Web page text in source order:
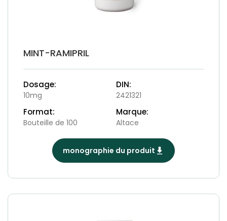
MINT-RAMIPRIL
Dosage:
10mg
DIN:
2421321
Format:
Bouteille de 100
Marque:
Altace
monographie du produit